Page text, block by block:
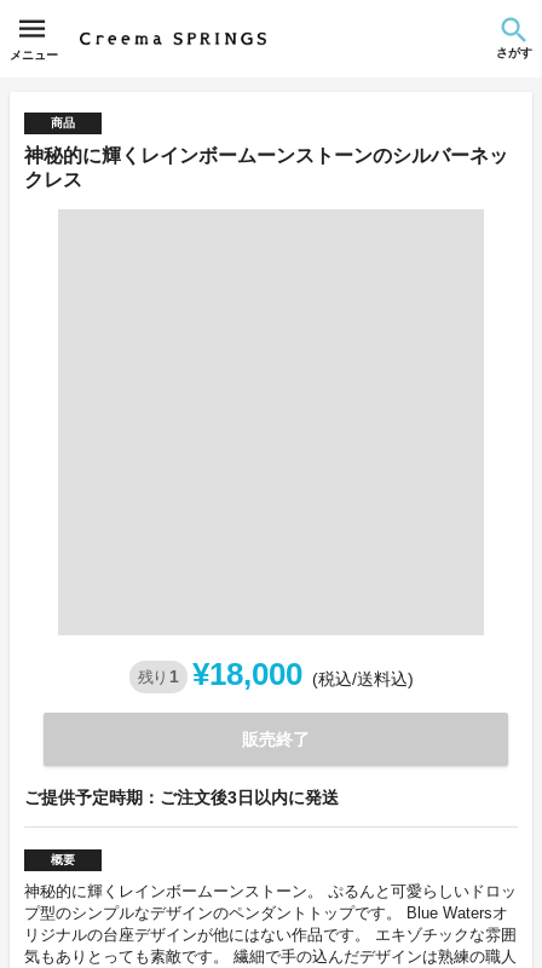
メニュー さがす
商品
神秘的に輝くレインボームーンストーンのシルバーネッ
クレス
残り 1 ¥18,000 (税込/送料込)
販売終了
ご提供予定時期：ご注文後3日以内に発送
概要
神秘的に輝くレインボームーンストーン。 ぷるんと可愛らしいドロッ
プ型のシンプルなデザインのペンダントトップです。 Blue Watersオ
リジナルの台座デザインが他にはない作品です。 エキゾチックな雰囲
気もありとっても素敵です。 繊細で手の込んだデザインは熟練の職人